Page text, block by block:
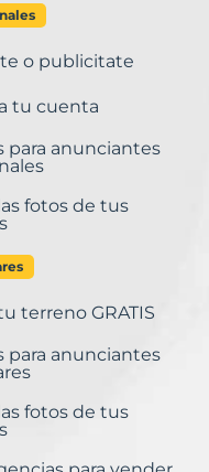
o publicitate
tu cuenta
para anunciantes
fotos de tus
terreno GRATIS
para anunciantes
fotos de tus